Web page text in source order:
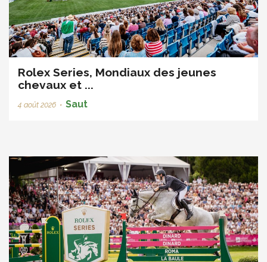
Rolex Series, Mondiaux des jeunes
chevaux et ...
4 août 2026 • Saut